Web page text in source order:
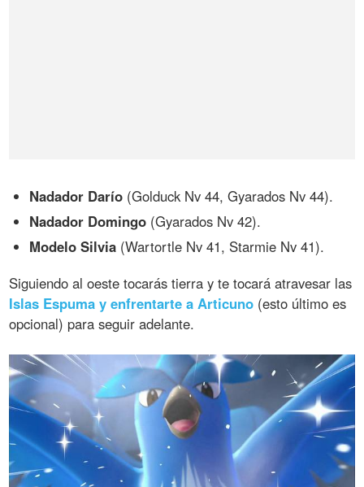
Nadador Darío (Golduck Nv 44, Gyarados Nv 44).
Nadador Domingo (Gyarados Nv 42).
Modelo Silvia (Wartortle Nv 41, Starmie Nv 41).
Siguiendo al oeste tocarás tierra y te tocará atravesar las
Islas Espuma y enfrentarte a Articuno (esto último es
opcional) para seguir adelante.